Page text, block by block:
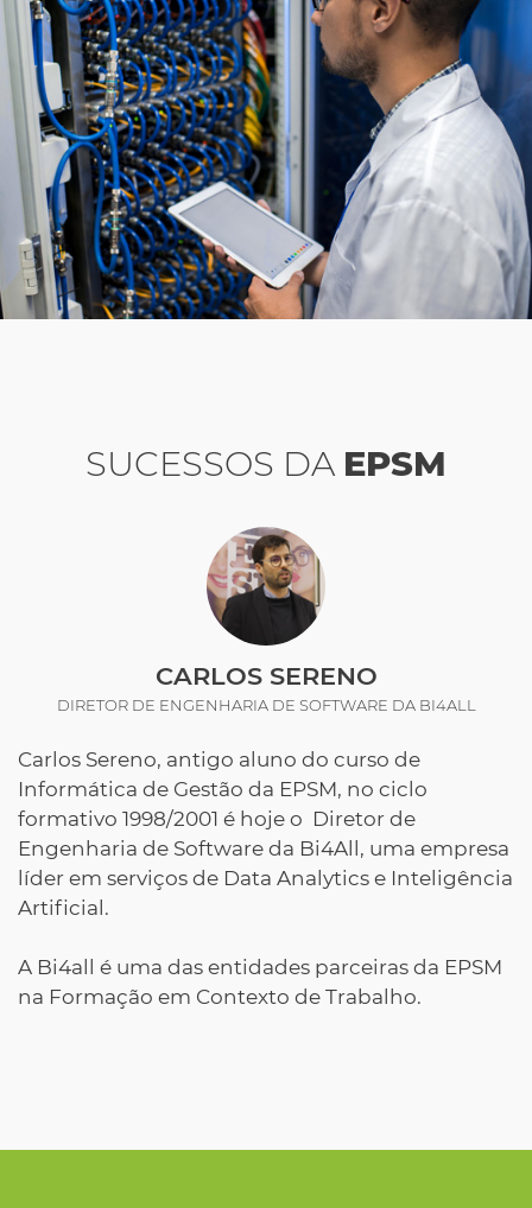
SUCESSOS DA EPSM
CARLOS SERENO
DIRETOR DE ENGENHARIA DE SOFTWARE DA BI4ALL
Carlos Sereno, antigo aluno do curso de
Informática de Gestão da EPSM, no ciclo
formativo 1998/2001 é hoje o Diretor de
Engenharia de Software da Bi4All, uma empresa
líder em serviços de Data Analytics e Inteligência
Artificial.
A Bi4all é uma das entidades parceiras da EPSM
na Formação em Contexto de Trabalho.